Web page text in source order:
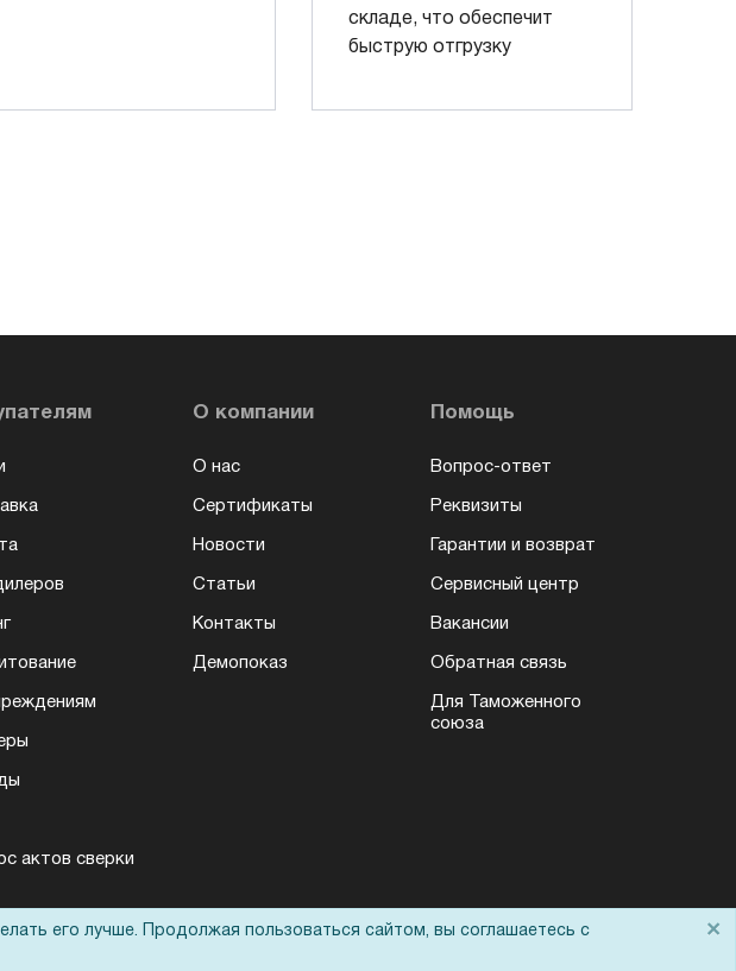
складе, что обеспечит
быструю отгрузку
О компании
О нас
Сертификаты
Новости
Статьи
Контакты
Демопоказ
Помощь
Вопрос-ответ
Реквизиты
Гарантии и возврат
Сервисный центр
Вакансии
Обратная связь
Для Таможенного
союза
актов сверки
его лучше. Продолжая пользоваться сайтом, вы соглашаетесь с
×